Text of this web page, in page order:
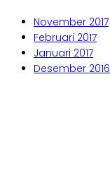
November 2017
Februari 2017
Januari 2017
Desember 2016